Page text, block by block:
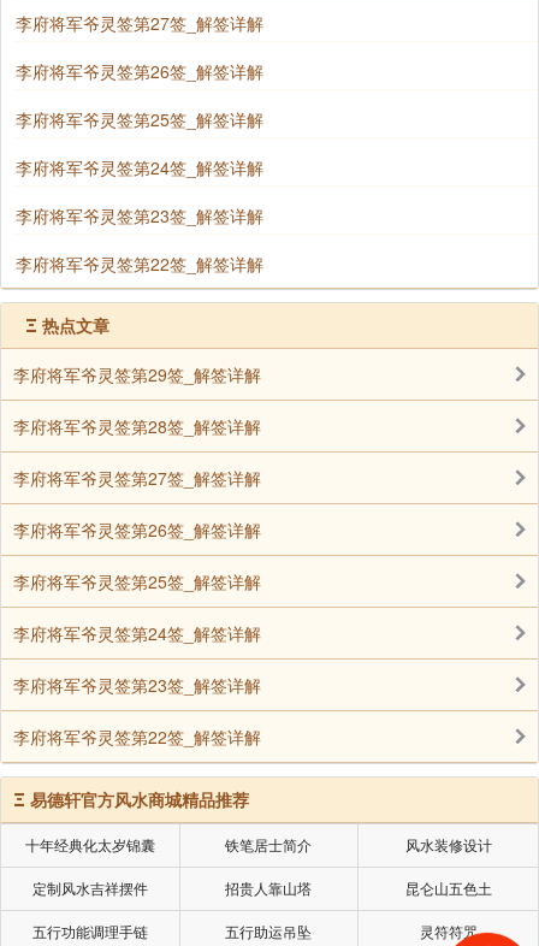
生意
财星未现 宜多修福 方有转机
置产
何必问吾 尔心志坚 自吾负责
移居
可移之时 因吿老返 睦于四邻
农畜
两者平平 小心计谋 明春化吉
时运
财星未露 行善作福 冬至必吉
诗解
本首签是以朱盘为主轴题成之诗，抽得此签之
人，运为中下之人。朱盘为南宋之臣，告老还乡，行至
冷山，见望白云，自吾吞声忍泪思起君与亲。血霜、角
马动之金主，功成归乡，幸得御赐，南宋之臣，爰之。
抽之本签者，拟分别其良窳，功名有之，失物尚在，疾
病则得悉心照料，出行不可也，六甲必需先调吾身，婚
姻可匹配，唯平庸过之。生意，宜多修福方可有转机，
农畜宜待之，明春吉。
中吉签（苏卿负信典故）相关解签内容
签文
秋冬作事只寻常，春到门庭渐吉昌；千里信音符
李府将军爷灵签第27签_解签详解
李府将军爷灵签第26签_解签详解
李府将军爷灵签第25签_解签详解
李府将军爷灵签第24签_解签详解
李府将军爷灵签第23签_解签详解
李府将军爷灵签第22签_解签详解
Ξ 热点文章
李府将军爷灵签第29签_解签详解
李府将军爷灵签第28签_解签详解
李府将军爷灵签第27签_解签详解
李府将军爷灵签第26签_解签详解
李府将军爷灵签第25签_解签详解
李府将军爷灵签第24签_解签详解
李府将军爷灵签第23签_解签详解
李府将军爷灵签第22签_解签详解
Ξ 易德轩官方风水商城精品推荐
十年经典化太岁锦囊 铁笔居士简介 风水装修设计
定制风水吉祥摆件 招贵人靠山塔 昆仑山五色土
五行功能调理手链 五行助运吊坠 灵符符咒